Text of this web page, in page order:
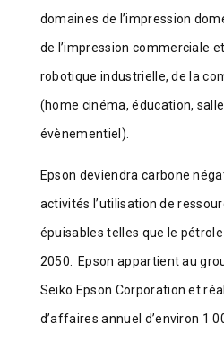
domaines de l’impression
de l’impression commerciale
robotique industrielle, de la
(home cinéma, éducation,
évènementiel).
Epson deviendra carbone
activités l’utilisation de
épuisables telles que le pétrole
2050. Epson appartient au
Seiko Epson Corporation et
d’affaires annuel d’environ 1